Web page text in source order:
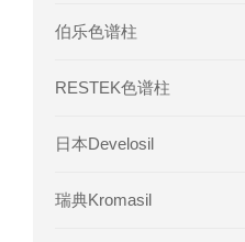
伯乐色谱柱
RESTEK色谱柱
日本Develosil
瑞典Kromasil